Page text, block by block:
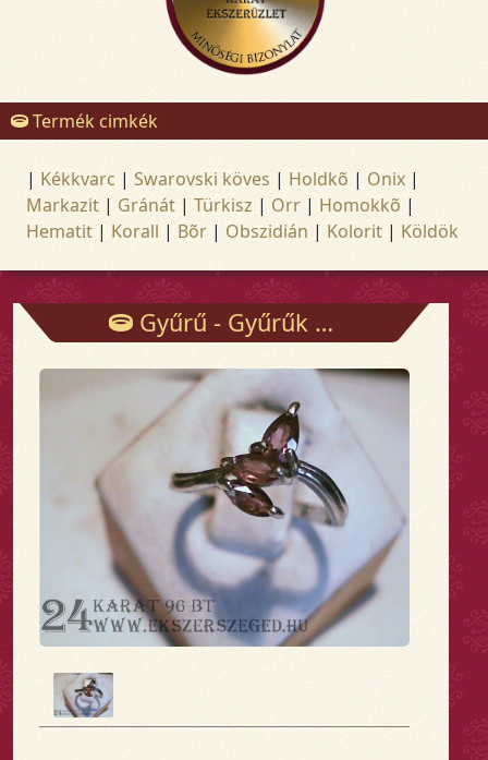
Termék cimkék
| Kékkvarc | Swarovski köves | Holdkõ | Onix |
Markazit | Gránát | Türkisz | Orr | Homokkõ |
Hematit | Korall | Bõr | Obszidián | Kolorit | Köldök
Gyűrű - Gyűrűk - Arany és ezüst ékszerek